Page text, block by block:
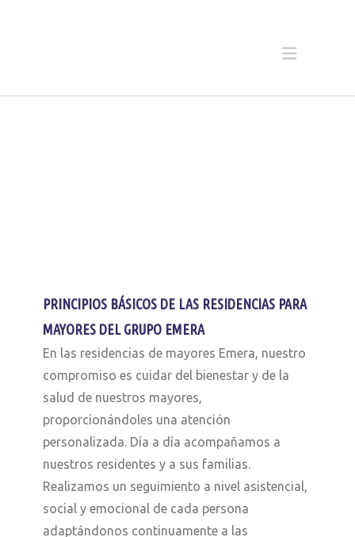
PRINCIPIOS BÁSICOS DE LAS RESIDENCIAS PARA
MAYORES DEL GRUPO EMERA
En las residencias de mayores Emera, nuestro
compromiso es cuidar del bienestar y de la
salud de nuestros mayores,
proporcionándoles una atención
personalizada. Día a día acompañamos a
nuestros residentes y a sus familias.
Realizamos un seguimiento a nivel asistencial,
social y emocional de cada persona
adaptándonos continuamente a las